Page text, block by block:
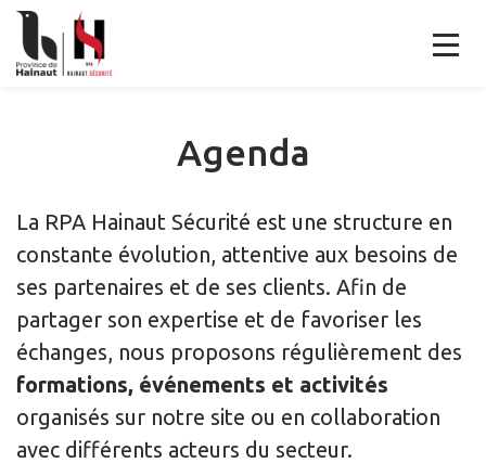
Agenda
La RPA Hainaut Sécurité est une structure en
constante évolution, attentive aux besoins de
ses partenaires et de ses clients. Afin de
partager son expertise et de favoriser les
échanges, nous proposons régulièrement des
formations, événements et activités
organisés sur notre site ou en collaboration
avec différents acteurs du secteur.